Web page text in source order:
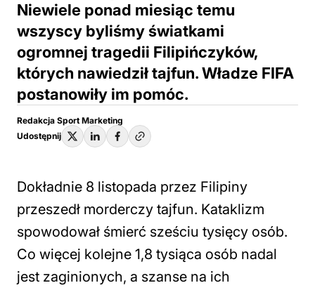
Niewiele ponad miesiąc temu
wszyscy byliśmy światkami
ogromnej tragedii Filipińczyków,
których nawiedził tajfun. Władze FIFA
postanowiły im pomóc.
Redakcja Sport Marketing
Udostępnij
Dokładnie 8 listopada przez Filipiny
przeszedł morderczy tajfun. Kataklizm
spowodował śmierć sześciu tysięcy osób.
Co więcej kolejne 1,8 tysiąca osób nadal
jest zaginionych, a szanse na ich